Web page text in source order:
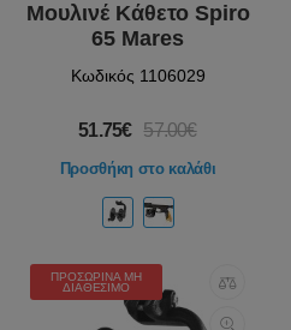
Μουλινέ Κάθετο Spiro
65 Mares
Κωδικός 1106029
51.75€ 57.00€
Προσθήκη στο καλάθι
ΠΡΟΣΩΡΙΝΆ ΜΗ
ΔΙΑΘΈΣΙΜΟ